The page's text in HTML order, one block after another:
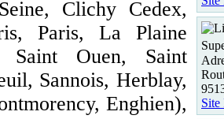
Clichy Cedex,
Paris, La Plaine
Saint Ouen, Saint
Sannois, Herblay,
Enghien),
Site